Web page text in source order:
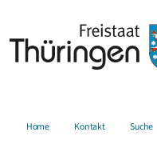
Home Kontakt Suche